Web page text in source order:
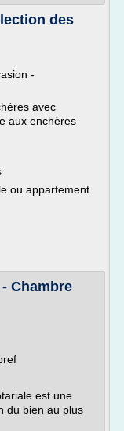
des
-
avec
aux enchères
ou appartement
Chambre
est une
du bien au plus